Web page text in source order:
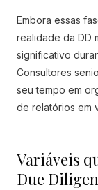
Embora essas
realidade da DD
significativo
Consultores
seu tempo em
de relatórios em
Variáveis
Due